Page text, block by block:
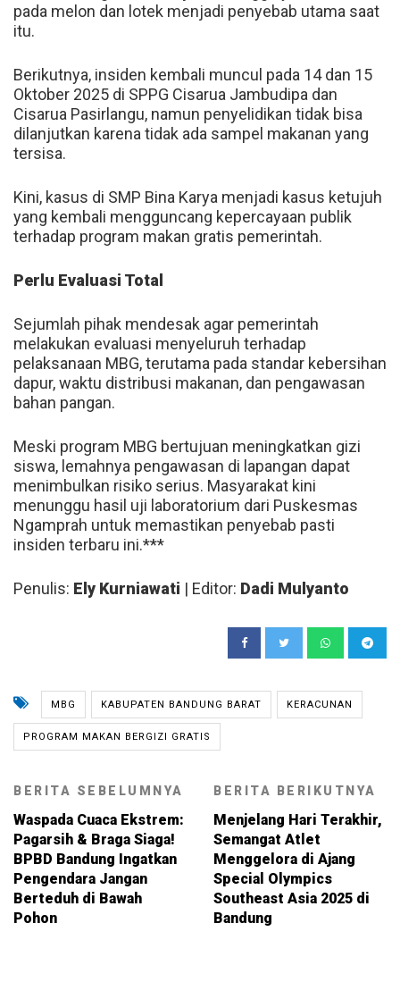
pada melon dan lotek menjadi penyebab utama saat
itu.
Berikutnya, insiden kembali muncul pada 14 dan 15
Oktober 2025 di SPPG Cisarua Jambudipa dan
Cisarua Pasirlangu, namun penyelidikan tidak bisa
dilanjutkan karena tidak ada sampel makanan yang
tersisa.
Kini, kasus di SMP Bina Karya menjadi kasus ketujuh
yang kembali mengguncang kepercayaan publik
terhadap program makan gratis pemerintah.
Perlu Evaluasi Total
Sejumlah pihak mendesak agar pemerintah
melakukan evaluasi menyeluruh terhadap
pelaksanaan MBG, terutama pada standar kebersihan
dapur, waktu distribusi makanan, dan pengawasan
bahan pangan.
Meski program MBG bertujuan meningkatkan gizi
siswa, lemahnya pengawasan di lapangan dapat
menimbulkan risiko serius. Masyarakat kini
menunggu hasil uji laboratorium dari Puskesmas
Ngamprah untuk memastikan penyebab pasti
insiden terbaru ini.***
Penulis: Ely Kurniawati | Editor: Dadi Mulyanto
MBG KABUPATEN BANDUNG BARAT KERACUNAN
PROGRAM MAKAN BERGIZI GRATIS
BERITA SEBELUMNYA
Waspada Cuaca Ekstrem:
Pagarsih & Braga Siaga!
BPBD Bandung Ingatkan
Pengendara Jangan
Berteduh di Bawah
Pohon
BERITA BERIKUTNYA
Menjelang Hari Terakhir,
Semangat Atlet
Menggelora di Ajang
Special Olympics
Southeast Asia 2025 di
Bandung